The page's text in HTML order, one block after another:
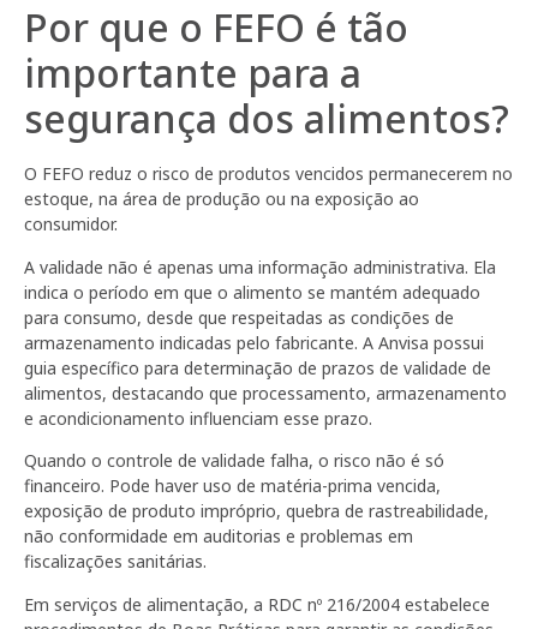
Por que o FEFO é tão
importante para a
segurança dos alimentos?
O FEFO reduz o risco de produtos vencidos permanecerem no
estoque, na área de produção ou na exposição ao
consumidor.
A validade não é apenas uma informação administrativa. Ela
indica o período em que o alimento se mantém adequado
para consumo, desde que respeitadas as condições de
armazenamento indicadas pelo fabricante. A Anvisa possui
guia específico para determinação de prazos de validade de
alimentos, destacando que processamento, armazenamento
e acondicionamento influenciam esse prazo.
Quando o controle de validade falha, o risco não é só
financeiro. Pode haver uso de matéria-prima vencida,
exposição de produto impróprio, quebra de rastreabilidade,
não conformidade em auditorias e problemas em
fiscalizações sanitárias.
Em serviços de alimentação, a RDC nº 216/2004 estabelece